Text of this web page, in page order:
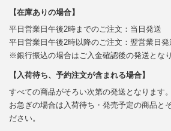
【在庫ありの場合】
平日営業日午後2時までのご注文：当日発送
平日営業日午後2時以降のご注文：翌営業日発
※銀行振込の場合はご入金確認後の発送となり
【入荷待ち、予約注文が含まれる場合】
すべての商品がそろい次第の発送となります。
お急ぎの場合は入荷待ち・発売予定の商品と
ださい。